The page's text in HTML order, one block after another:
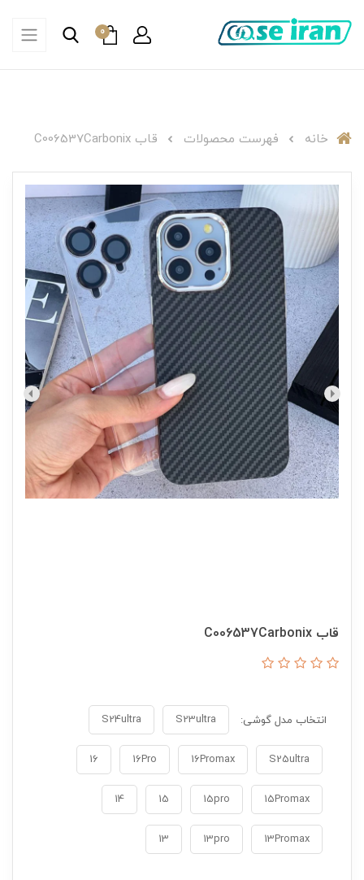
0
خانه فهرست محصولات قاب C006537Carbonix
قاب C006537Carbonix
انتخاب مدل گوشی: S23ultra
S24ultra
S25ultra
16Promax
16Pro
16
15Promax
15pro
15
14
13Promax
13pro
13